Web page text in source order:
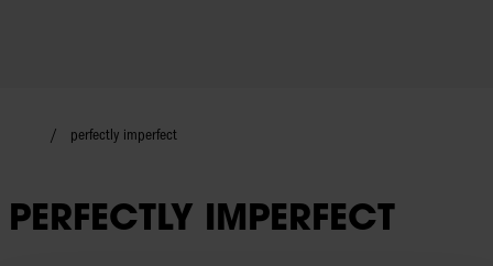
perfectly imperfect
PERFECTLY IMPERFECT